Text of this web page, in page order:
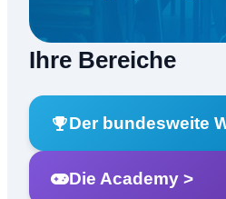
Ihre Bereiche
Der bundesweite
Die Academy >